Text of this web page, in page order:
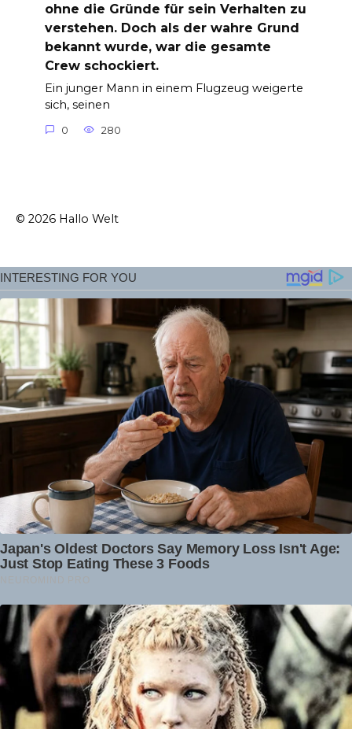
ohne die Gründe für sein Verhalten zu
verstehen. Doch als der wahre Grund
bekannt wurde, war die gesamte
Crew schockiert.
Ein junger Mann in einem Flugzeug weigerte
sich, seinen
0 280
© 2026 Hallo Welt